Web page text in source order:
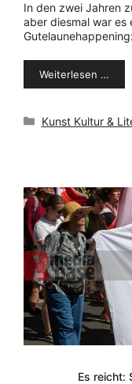
In den zwei Jahren
aber diesmal war es
Weiterlesen …
Kategorien
Kunst Kultur &
Es reicht: